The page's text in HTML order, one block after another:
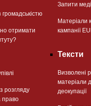
громадськістю
отримати
розгляду
право
Запити
Матеріали
кампанії
Тексти
Визволені
матеріали
деокупації